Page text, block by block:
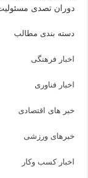
دوران تصدی
دسته بندی مطالب
اخبار فرهنگی
اخبار فناوری
خبر های اقتصادی
خبرهای ورزشی
اخبار کسب وکار